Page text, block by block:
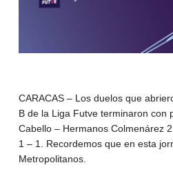
CARACAS – Los duelos que
B de la Liga Futve terminaron con
Cabello – Hermanos Colmenárez
1 – 1. Recordemos que en esta
Metropolitanos.